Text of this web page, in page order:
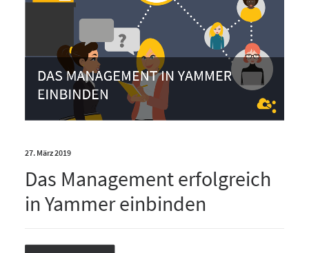
27. März 2019
Das Management erfolgreich
in Yammer einbinden